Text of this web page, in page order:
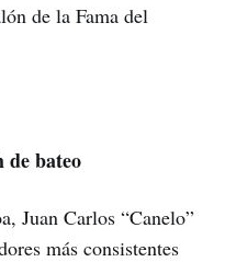
de la Fama del
de bateo
Juan Carlos “Canelo”
más consistentes